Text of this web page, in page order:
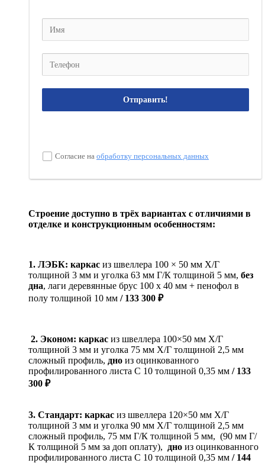
Отправить!
Согласие на обработку персональных данных
Строение доступно в трёх вариантах с отличиями в
отделке и конструкционным особенностям:
1. ЛЭБК: каркас из швеллера 100 × 50 мм Х/Г
толщиной 3 мм и уголка 63 мм Г/К толщиной 5 мм, без
дна, лаги деревянные брус 100 х 40 мм + пенофол в
полу толщиной 10 мм / 133 300 ₽
2. Эконом: каркас из швеллера 100×50 мм Х/Г
толщиной 3 мм и уголка 75 мм Х/Г толщиной 2,5 мм
сложный профиль, дно из оцинкованного
профилированного листа С 10 толщиной 0,35 мм / 133
300 ₽
3. Стандарт: каркас из швеллера 120×50 мм Х/Г
толщиной 3 мм и уголка 90 мм Х/Г толщиной 2,5 мм
сложный профиль, 75 мм Г/К толщиной 5 мм, (90 мм Г/
К толщиной 5 мм за доп оплату), дно из оцинкованного
профилированного листа С 10 толщиной 0,35 мм / 144